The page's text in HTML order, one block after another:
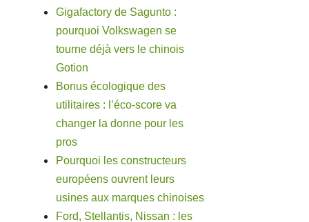
Gigafactory de Sagunto :
pourquoi Volkswagen se
tourne déjà vers le chinois
Gotion
Bonus écologique des
utilitaires : l’éco-score va
changer la donne pour les
pros
Pourquoi les constructeurs
européens ouvrent leurs
usines aux marques chinoises
Ford, Stellantis, Nissan : les